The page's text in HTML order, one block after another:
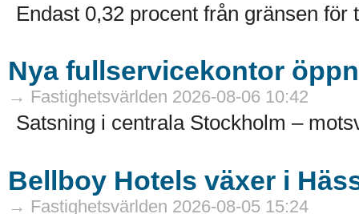
Endast 0,32 procent från gränsen för
Nya fullservicekontor
→ Fastighetsvärlden 2026-08-06 10:42
Satsning i centrala Stockholm –
Bellboy Hotels växer i
→ Fastighetsvärlden 2026-08-05 15:24